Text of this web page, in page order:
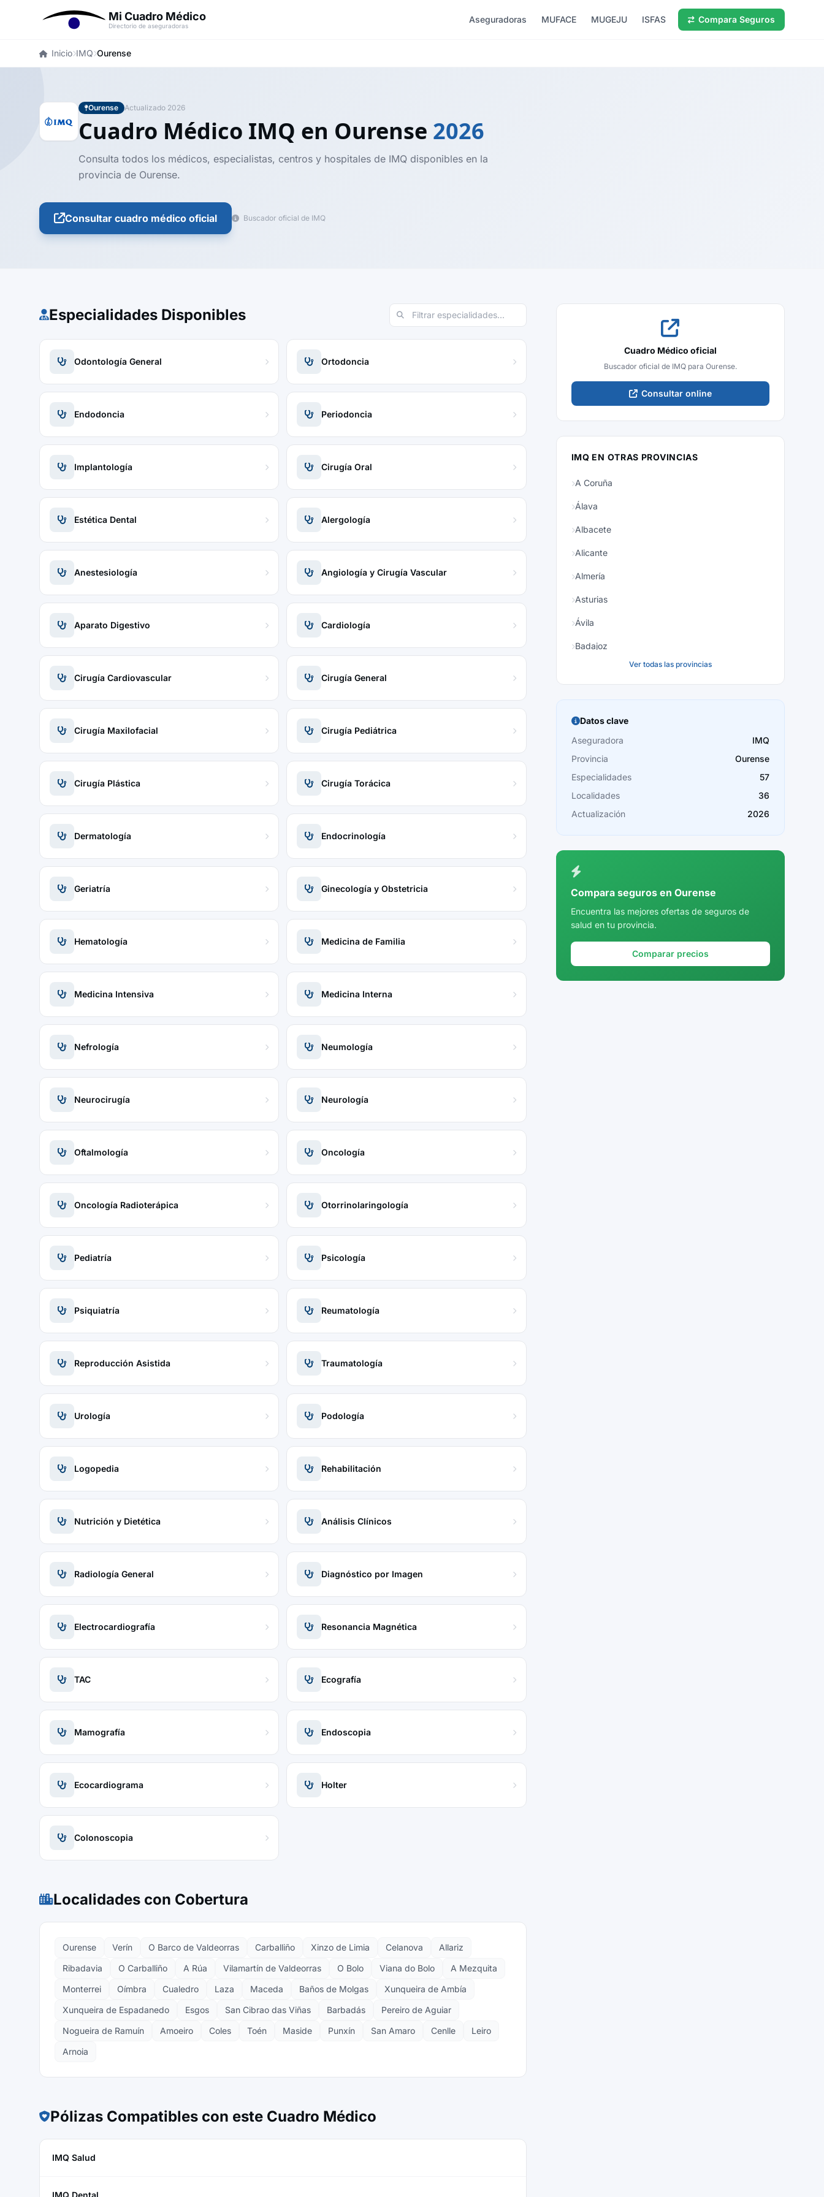
Mi Cuadro Médico
Directorio de aseguradoras
Aseguradoras MUFACE MUGEJU ISFAS Compara Seguros
Inicio IMQ Ourense
Ourense Actualizado 2026
Cuadro Médico IMQ en Ourense 2026
Consulta todos los médicos, especialistas, centros y hospitales de IMQ disponibles en la
provincia de Ourense.
Consultar cuadro médico oficial Buscador oficial de IMQ
Especialidades Disponibles
Odontología General Ortodoncia
Endodoncia Periodoncia
Implantología Cirugía Oral
Estética Dental Alergología
Anestesiología Angiología y Cirugía Vascular
Aparato Digestivo Cardiología
Cirugía Cardiovascular Cirugía General
Cirugía Maxilofacial Cirugía Pediátrica
Cirugía Plástica Cirugía Torácica
Dermatología Endocrinología
Geriatría Ginecología y Obstetricia
Hematología Medicina de Familia
Medicina Intensiva Medicina Interna
Nefrología Neumología
Neurocirugía Neurología
Oftalmología Oncología
Oncología Radioterápica Otorrinolaringología
Pediatría Psicología
Psiquiatría Reumatología
Reproducción Asistida Traumatología
Urología Podología
Logopedia Rehabilitación
Nutrición y Dietética Análisis Clínicos
Radiología General Diagnóstico por Imagen
Electrocardiografía Resonancia Magnética
TAC Ecografía
Mamografía Endoscopia
Ecocardiograma Holter
Colonoscopia
Localidades con Cobertura
Ourense Verín O Barco de Valdeorras Carballiño Xinzo de Limia Celanova
Allariz
Ribadavia
O Carballiño A Rúa Vilamartín de Valdeorras O Bolo Viana do Bolo
A Mezquita
Monterrei
Oímbra Cualedro Laza Maceda Baños de Molgas
Xunqueira de Ambía
Xunqueira de Espadanedo
Esgos San Cibrao das Viñas Barbadás
Pereiro de Aguiar
Nogueira de Ramuín
Amoeiro Coles Toén Maside Punxín San Amaro Cenlle
Leiro
Arnoia
Pólizas Compatibles con este Cuadro Médico
IMQ Salud
IMQ Dental
Cuadro Médico oficial
Buscador oficial de IMQ para Ourense.
Consultar online
IMQ EN OTRAS PROVINCIAS
A Coruña
Álava
Albacete
Alicante
Almería
Asturias
Ávila
Badajoz
Burgos
Cáceres
Cádiz
Cantabria
Castellón
Córdoba
Cuenca
Girona
Ver todas las provincias
Datos clave
Aseguradora
IMQ
Provincia
Ourense
Especialidades
57
Localidades
36
Actualización
2026
Compara seguros en Ourense
Encuentra las mejores ofertas de seguros de
salud en tu provincia.
Comparar precios